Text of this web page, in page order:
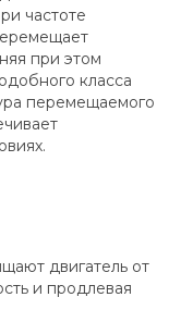
частоте
при этом
класса
перемещаемого
двигатель от
и продлевая